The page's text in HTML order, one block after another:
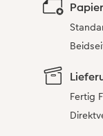
Fertig